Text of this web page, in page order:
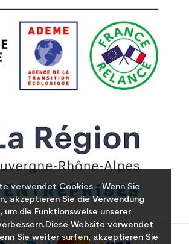
verwendet Cookies – Wenn Sie
akzeptieren Sie die Verwendung
um die Funktionsweise unserer
Website verwendet
Sie weiter surfen, akzeptieren Sie